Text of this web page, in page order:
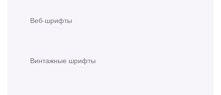
Веб-шрифты
Винтажные шрифты